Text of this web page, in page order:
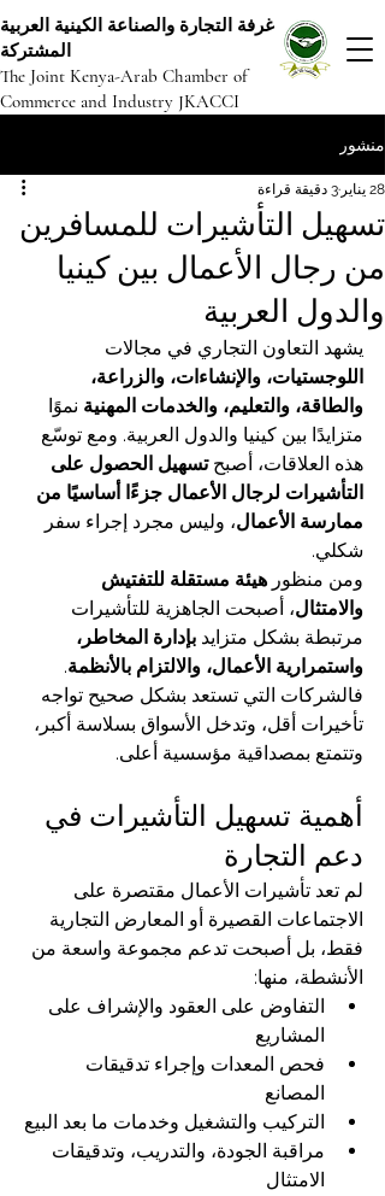
غرفة التجارة والصناعة الكينية العربية
المشتركة
The Joint Kenya-Arab Chamber of
Commerce and Industry JKACCI
منشور
تسهيل التأشيرات للمسافرين
من رجال الأعمال بين كينيا
والدول العربية
28 يناير 3 دقيقة قراءة
يشهد التعاون التجاري في مجالات
اللوجستيات، والإنشاءات، والزراعة،
والطاقة، والتعليم، والخدمات المهنية نموًا
متزايدًا بين كينيا والدول العربية. ومع توسّع
هذه العلاقات، أصبح تسهيل الحصول على
التأشيرات لرجال الأعمال جزءًا أساسيًا من
ممارسة الأعمال، وليس مجرد إجراء سفر
شكلي.
ومن منظور هيئة مستقلة للتفتيش
والامتثال، أصبحت الجاهزية للتأشيرات
مرتبطة بشكل متزايد بإدارة المخاطر،
واستمرارية الأعمال، والالتزام بالأنظمة.
فالشركات التي تستعد بشكل صحيح تواجه
تأخيرات أقل، وتدخل الأسواق بسلاسة أكبر،
وتتمتع بمصداقية مؤسسية أعلى.
أهمية تسهيل التأشيرات في
دعم التجارة
لم تعد تأشيرات الأعمال مقتصرة على
الاجتماعات القصيرة أو المعارض التجارية
فقط، بل أصبحت تدعم مجموعة واسعة من
الأنشطة، منها:
التفاوض على العقود والإشراف على
المشاريع
فحص المعدات وإجراء تدقيقات
المصانع
التركيب والتشغيل وخدمات ما بعد البيع
مراقبة الجودة، والتدريب، وتدقيقات
الامتثال